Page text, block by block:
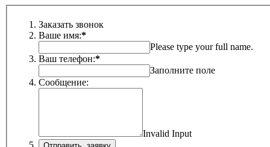
Заказать звонок
Ваше имя:*
Please type your full name.
Ваш телефон:*
Заполните поле
Сообщение:
Invalid Input